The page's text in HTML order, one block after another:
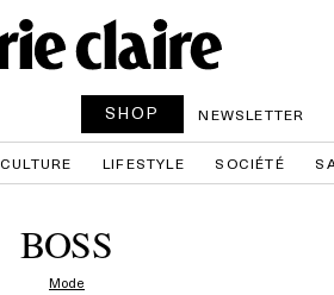
SHOP NEWSLETTER
CULTURE LIFESTYLE SOCIÉTÉ
BOSS
Mode